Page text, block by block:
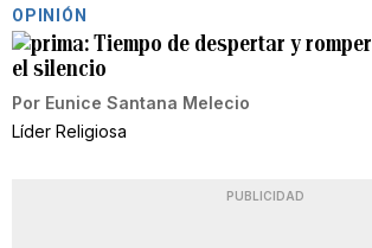
OPINIÓN
Tiempo de despertar y romper
el silencio
Por Eunice Santana Melecio
Líder Religiosa
PUBLICIDAD